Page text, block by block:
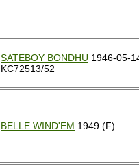
SATEBOY BONDHU 1946-05-
KC72513/52
BELLE WIND'EM 1949 (F)